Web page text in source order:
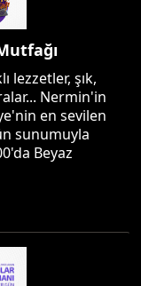
lezzetler, şık,
Nermin'in
en sevilen
sunumuyla
Beyaz